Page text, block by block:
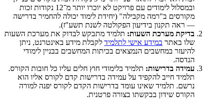
ובמסלול לימודים עם פרויקט לא יוכרו יותר מ־12 נקודות זכות
מקורסים ב"רמה מקבילה" (יחידת לימוד יכולה להחמיר בדרישה
— ראה תקנון בידיעון הפקולטה לשנת תשע"ז).
בדיקת מערכת השעות: תלמיד מתבקש לבדוק את מערכת השעות
שלו באתר במידע אישי לתלמיד לקבלת מידע באינטרנט, ניתן
להיעזר במחשבים הנמצאים בכיתות המחשבים בבניין לימודי
הנדסה.
עמידה בדרישות: תלמיד בלימודי חוץ חלים עליו כל חובות הקורס.
תלמיד חייב להקפיד על עמידה בדרישות קדם לקורס אליו הוא
נרשם. תלמיד שאינו עומד בדרישות הקדם לקורס יפנה למורה
הקורס שידון בבקשתו בצורה פרטנית.